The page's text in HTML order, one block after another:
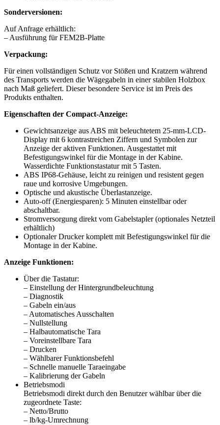
Sonderversionen:
Auf Anfrage erhältlich:
– Ausführung für FEM2B-Platte
Verpackung:
Für einen vollständigen Schutz vor Stößen und Kratzern während
des Transports werden die Wägegabeln in einer stabilen Holzbox
nach Maß geliefert. Dieser besondere Service ist im Preis des
Produkts enthalten.
Eigenschaften der Compact-Anzeige:
Gewichtsanzeige aus ABS mit beleuchtetem 25-mm-LCD-
Display mit 6 kontrastreichen Ziffern und Symbolen zur
Anzeige der aktiven Funktionen. Ausgestattet mit
Befestigungswinkel für die Montage in der Kabine.
Wasserdichte Funktionstastatur mit 5 Tasten.
ABS IP68-Gehäuse, leicht zu reinigen und resistent gegen
raue und korrosive Umgebungen.
Optische und akustische Überlastanzeige.
Auto-off (Energiesparen): 5 Minuten einstellbar oder
abschaltbar.
Stromversorgung direkt vom Gabelstapler (optionales Netzteil
erhältlich)
Optionaler Drucker komplett mit Befestigungswinkel für die
Montage in der Kabine.
Anzeige Funktionen:
Über die Tastatur:
– Einstellung der Hintergrundbeleuchtung
– Diagnostik
– Gabeln ein/aus
– Automatisches Ausschalten
– Nullstellung
– Halbautomatische Tara
– Voreinstellbare Tara
– Drucken
– Wählbarer Funktionsbefehl
– Schnelle manuelle Taraeingabe
– Kalibrierung der Gabeln
Betriebsmodi
Betriebsmodi direkt durch den Benutzer wählbar über die
zugeordnete Taste:
– Netto/Brutto
– lb/kg-Umrechnung